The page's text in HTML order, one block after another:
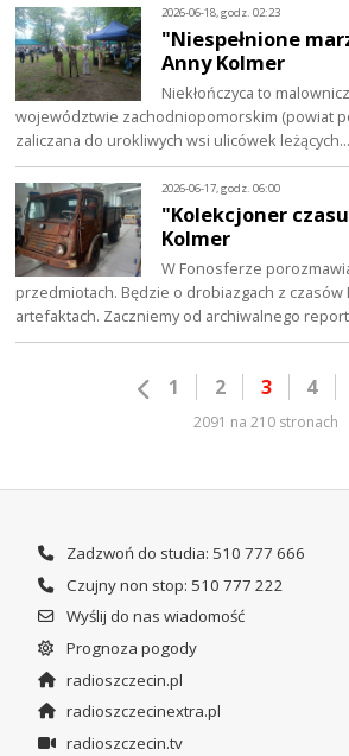
2026-06-18, godz. 02:23
"Niespełnione
Anny Kolmer
Niekłończyca to
województwie zachodniopomorskim (powiat
zaliczana do urokliwych wsi ulicówek leżących…
2026-06-17, godz. 06:00
"Kolekcjoner
Kolmer
W Fonosferze
przedmiotach. Będzie o drobiazgach z czasów
artefaktach. Zaczniemy od archiwalnego
1 2 3 4
2091 na 210 stronach
Zadzwoń do studia: 510 777 666
Czujny non stop: 510 777 222
Wyślij do nas wiadomość
Prognoza pogody
radioszczecin.pl
radioszczecinextra.pl
radioszczecin.tv